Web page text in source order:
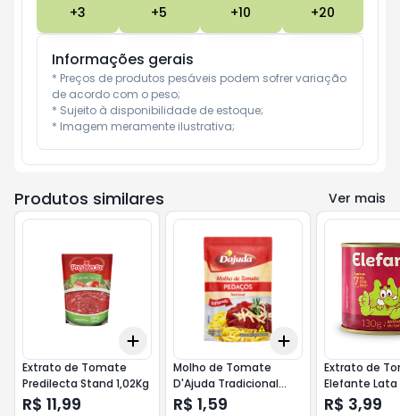
+3 +5 +10 +20
Informações gerais
* Preços de produtos pesáveis podem sofrer variação
de acordo com o peso;
* Sujeito à disponibilidade de estoque;
* Imagem meramente ilustrativa;
Produtos similares Ver mais
+10
Add
Extrato de Tomate
Predilecta Stand 1,02Kg
R$ 11,99
+10
Add
Molho de Tomate
D'Ajuda Tradicional
Pedaços 200g
R$ 1,59
Extrato de
Elefante Lata
R$ 3,99